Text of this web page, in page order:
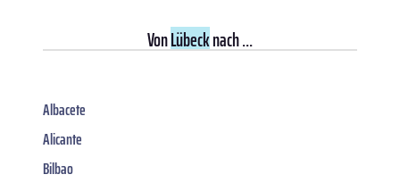
VonLübecknach ...
Albacete
Alicante
Bilbao